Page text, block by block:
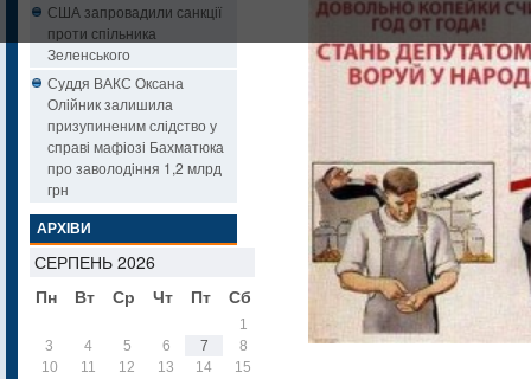
США запровадили санкції
проти спільника
Зеленського
Суддя ВАКС Оксана
Олійник залишила
призупиненим слідство у
справі мафіозі Бахматюка
про заволодіння 1,2 млрд
грн
АРХІВИ
СЕРПЕНЬ 2026
Пн
Вт Ср Чт Пт Сб
1
3
4 5 6 7 8
10
11 12 13 14 15